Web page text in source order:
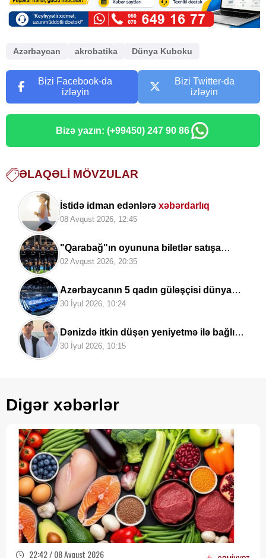
Azərbaycan akrobatika Dünya Kuboku
Bizi Facebook-da
izləyin
Bizi Twitter-da
izləyin
Bizə yazın: (+99450) 247 90 86
ƏLAQƏLI MÖVZULAR
İstidə idman edənlərə xəbərdarlıq
08 Avqust 2026, 12:45
"Qarabağ"ın oyununa biletlər satışa
çıxarıldı
02 Avqust 2026, 20:35
Azərbaycanın 5 qadın güləşçisi dünya
çempionatında
30 İyul 2026, 10:24
Dənizdə itkin düşən yeniyetmə ilə bağlı
yeni təfərrüatlar:
deyərək evdən çıxıb
30 İyul 2026, 10:15
Digər xəbərlər
22:42 / 08 Avqust 2026